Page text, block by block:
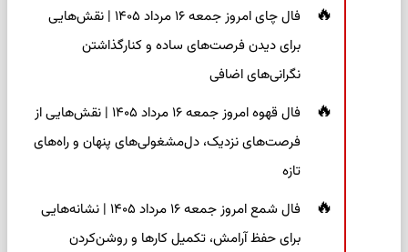
فال چای امروز جمعه ۱۶ مرداد ۱۴۰۵ | نقش‌هایی
برای دیدن فرصت‌های ساده و کنارگذاشتن
نگرانی‌های اضافی
فال قهوه امروز جمعه ۱۶ مرداد ۱۴۰۵ | نقش‌هایی از
فرصت‌های نزدیک، دل‌مشغولی‌های پنهان و راه‌های
تازه
فال شمع امروز جمعه ۱۶ مرداد ۱۴۰۵ | نشانه‌هایی
برای حفظ آرامش، تکمیل کارها و روشن‌کردن